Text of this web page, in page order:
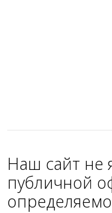
Наш сайт не
публичной